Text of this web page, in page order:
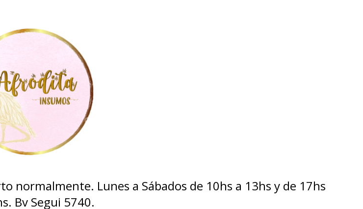
normalmente. Lunes a Sábados de 10hs a 13hs y de 17hs
Bv Segui 5740.